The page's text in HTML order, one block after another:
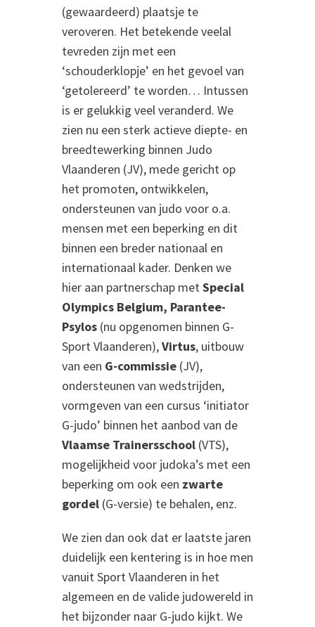
(gewaardeerd) plaatsje te
veroveren. Het betekende veelal
tevreden zijn met een
‘schouderklopje’ en het gevoel van
‘getolereerd’ te worden… Intussen
is er gelukkig veel veranderd. We
zien nu een sterk actieve diepte- en
breedtewerking binnen Judo
Vlaanderen (JV), mede gericht op
het promoten, ontwikkelen,
ondersteunen van judo voor o.a.
mensen met een beperking en dit
binnen een breder nationaal en
internationaal kader. Denken we
hier aan partnerschap metSpecial
Olympics Belgium, Parantee-
Psylos (nu opgenomen binnen G-
Sport Vlaanderen),Virtus, uitbouw
van een G-commissie (JV),
ondersteunen van wedstrijden,
vormgeven van een cursus ‘initiator
G-judo’ binnen het aanbod van de
Vlaamse Trainersschool (VTS),
mogelijkheid voor judoka’s met een
beperking om ook een zwarte
gordel (G-versie) te behalen, enz.
We zien dan ook dat er laatste jaren
duidelijk een kentering is in hoe men
vanuit Sport Vlaanderen in het
algemeen en de valide judowereld in
het bijzonder naar G-judo kijkt. We